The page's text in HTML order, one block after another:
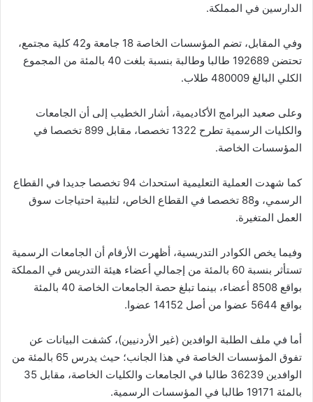
الدارسين في المملكة.
وفي المقابل، تضم المؤسسات الخاصة 18 جامعة و42 كلية مجتمع،
تحتضن 192689 طالبا وطالبة بنسبة بلغت 40 بالمئة من المجموع
الكلي البالغ 480009 طلاب.
وعلى صعيد البرامج الأكاديمية، أشار الخطيب إلى أن الجامعات
والكليات الرسمية تطرح 1322 تخصصا، مقابل 899 تخصصا في
المؤسسات الخاصة.
كما شهدت العملية التعليمية استحداث 94 تخصصا جديدا في القطاع
الرسمي، و88 تخصصا في القطاع الخاص، لتلبية احتياجات سوق
العمل المتغيرة.
وفيما يخص الكوادر التدريسية، أظهرت الأرقام أن الجامعات الرسمية
تستأثر بنسبة 60 بالمئة من إجمالي أعضاء هيئة التدريس في المملكة
بواقع 8508 أعضاء، بينما تبلغ حصة الجامعات الخاصة 40 بالمئة
بواقع 5644 عضوا من أصل 14152 عضوا.
أما في ملف الطلبة الوافدين (غير الأردنيين)، كشفت البيانات عن
تفوق المؤسسات الخاصة في هذا الجانب؛ حيث يدرس 65 بالمئة من
الوافدين 36239 طالبا في الجامعات والكليات الخاصة، مقابل 35
بالمئة 19171 طالبا في المؤسسات الرسمية.